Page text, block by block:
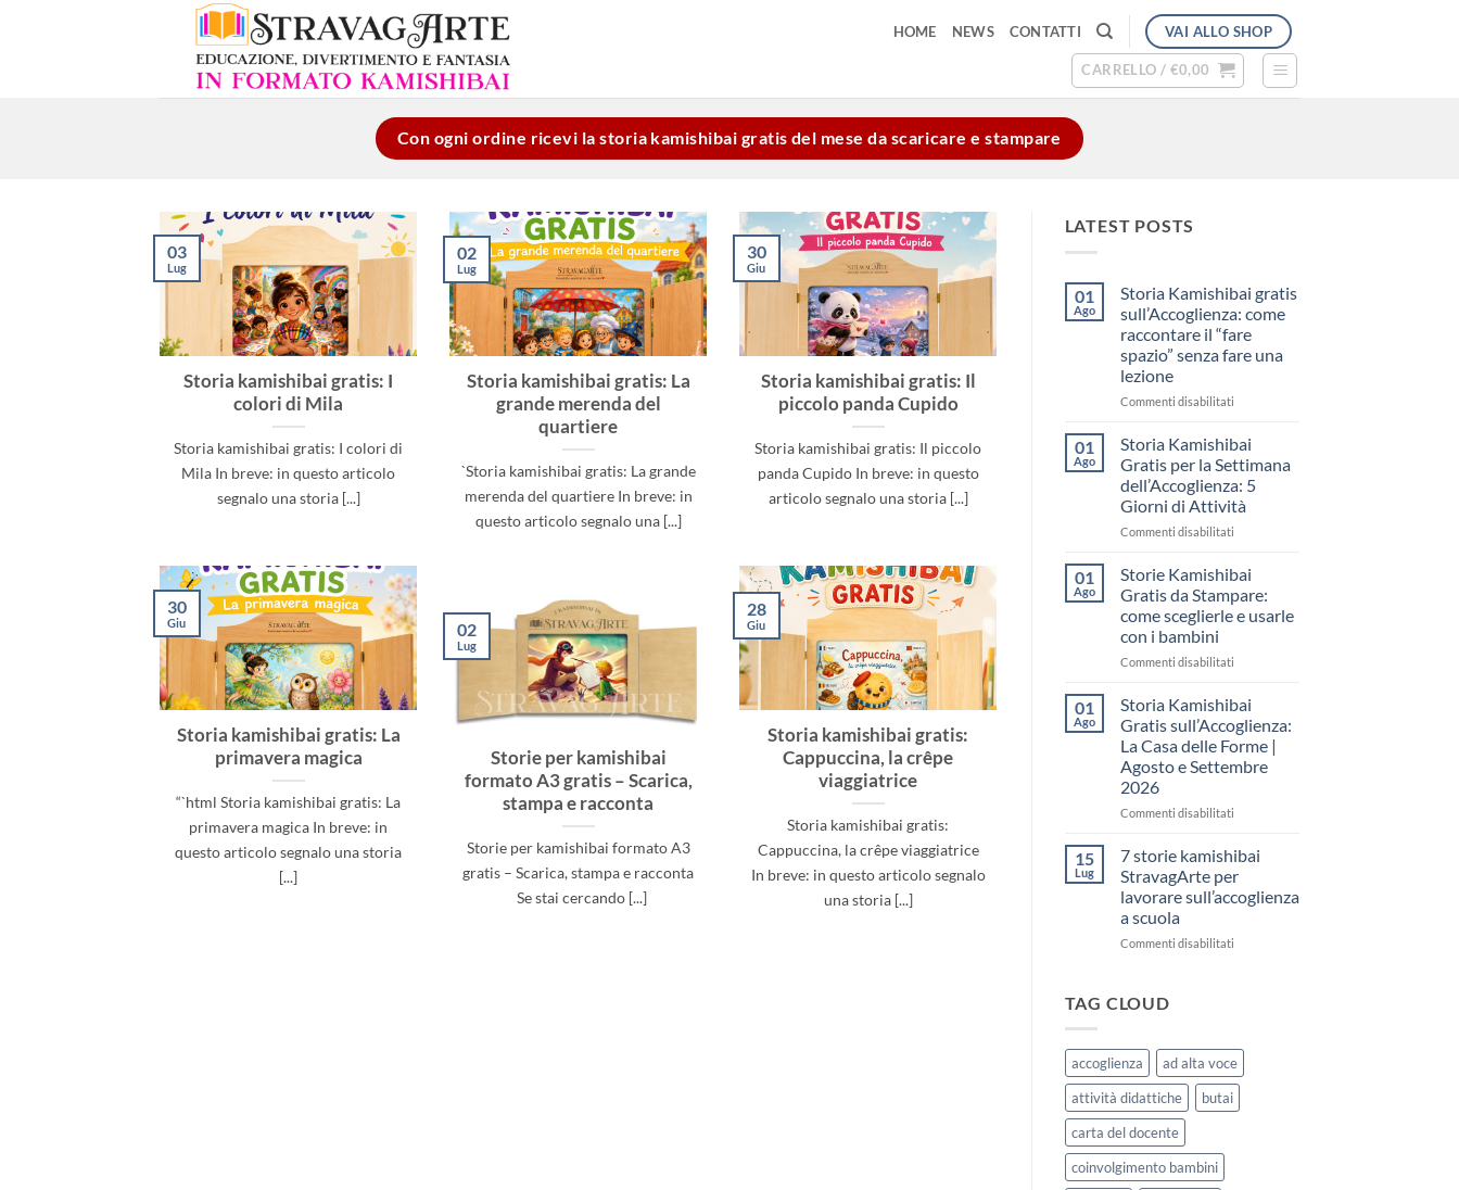
HOME NEWS CONTATTI VAI ALLO SHOP
CARRELLO / €0,00
Con ogni ordine ricevi la storia kamishibai gratis del mese da scaricare e stampare
Storia kamishibai gratis: I
colori di Mila
Storia kamishibai gratis: I colori di
Mila In breve: in questo articolo
segnalo una storia [...]
03
Lug
Storia kamishibai gratis: La
grande merenda del
quartiere
`Storia kamishibai gratis: La grande
merenda del quartiere In breve: in
questo articolo segnalo una [...]
02
Lug
Storia kamishibai gratis: Il
piccolo panda Cupido
Storia kamishibai gratis: Il piccolo
panda Cupido In breve: in questo
articolo segnalo una storia [...]
30
Giu
Storia kamishibai gratis: La
primavera magica
“`html Storia kamishibai gratis: La
primavera magica In breve: in
questo articolo segnalo una storia
[...]
30
Giu
Storia kamishibai gratis:
Cappuccina, la crêpe
viaggiatrice
Storia kamishibai gratis:
Cappuccina, la crêpe viaggiatrice
In breve: in questo articolo segnalo
una storia [...]
28
Giu
Storie per kamishibai
formato A3 gratis – Scarica,
stampa e racconta
Storie per kamishibai formato A3
gratis – Scarica, stampa e racconta
Se stai cercando [...]
02
Lug
LATEST POSTS
01
Ago
Storia Kamishibai gratis
sull’Accoglienza: come
raccontare il “fare
spazio” senza fare una
lezione
Commenti disabilitatisu
Kamishibai
gratis
sull’Accoglienza:
come
raccontare
il
senza
fare
una
01
Ago
Storia Kamishibai
Gratis per la Settimana
dell’Accoglienza: 5
Giorni di Attività
Commenti disabilitatisu
Kamishibai
Gratis
per
la
dell’Accoglienza:
di
Attività
01
Ago
Storie Kamishibai
Gratis da Stampare:
come sceglierle e usarle
con i bambini
Commenti disabilitatisu
Kamishibai
Gratis
da
Stampare:
come
e
i
bambini
01
Ago
Storia Kamishibai
Gratis sull’Accoglienza:
La Casa delle Forme |
Agosto e Settembre
2026
Commenti disabilitatisu
Kamishibai
Gratis
sull’Accoglienza:
La
delle
2026
15
Lug
7 storie kamishibai
StravagArte per
lavorare sull’accoglienza
a scuola
Commenti disabilitatisu
lavorare
sull’accoglienza
a
scuola
TAG CLOUD
accoglienza
ad alta voce
attività didattiche
butai
carta del docente
coinvolgimento bambini